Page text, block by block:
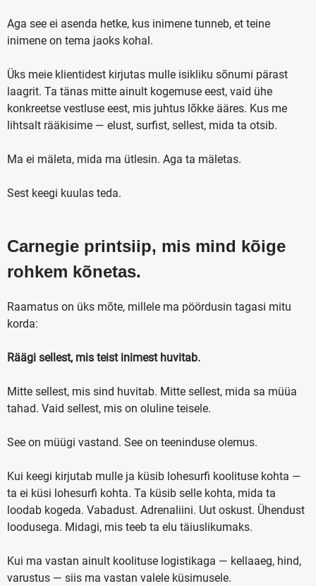
Aga see ei asenda hetke, kus inimene tunneb, et teine
inimene on tema jaoks kohal.
Üks meie klientidest kirjutas mulle isikliku sõnumi pärast
laagrit. Ta tänas mitte ainult kogemuse eest, vaid ühe
konkreetse vestluse eest, mis juhtus lõkke ääres. Kus me
lihtsalt rääkisime — elust, surfist, sellest, mida ta otsib.
Ma ei mäleta, mida ma ütlesin. Aga ta mäletas.
Sest keegi kuulas teda.
Carnegie printsiip, mis mind kõige
rohkem kõnetas.
Raamatus on üks mõte, millele ma pöördusin tagasi mitu
korda:
Räägi sellest, mis teist inimest huvitab.
Mitte sellest, mis sind huvitab. Mitte sellest, mida sa müüa
tahad. Vaid sellest, mis on oluline teisele.
See on müügi vastand. See on teeninduse olemus.
Kui keegi kirjutab mulle ja küsib lohesurfi koolituse kohta —
ta ei küsi lohesurfi kohta. Ta küsib selle kohta, mida ta
loodab kogeda. Vabadust. Adrenaliini. Uut oskust. Ühendust
loodusega. Midagi, mis teeb ta elu täiuslikumaks.
Kui ma vastan ainult koolituse logistikaga — kellaaeg, hind,
varustus — siis ma vastan valele küsimusele.